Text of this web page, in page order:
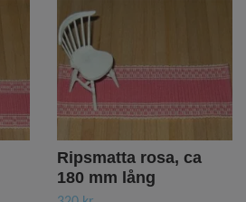
Ripsmatta rosa, ca
180 mm lång